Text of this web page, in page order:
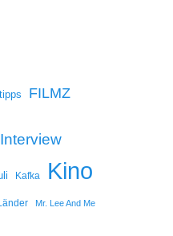
FILMZ
Interview
Kafka Kino
Mr. Lee And Me